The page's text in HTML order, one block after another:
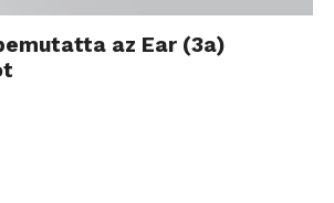
az Ear (3a)